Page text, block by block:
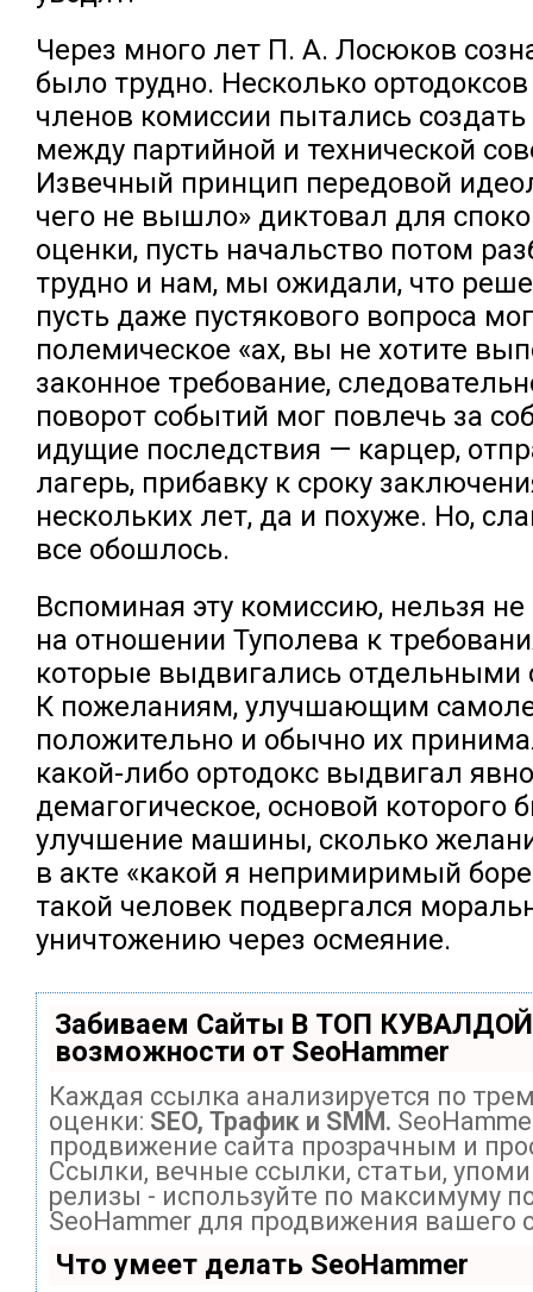
Через много лет П. А. Лосюков
было трудно. Несколько
членов комиссии пытались
между партийной и технической
Извечный принцип передовой
чего не вышло» диктовал для
оценки, пусть начальство потом
трудно и нам, мы ожидали, что
пусть даже пустякового вопроса
полемическое «ах, вы не хотите
законное требование,
поворот событий мог повлечь за
идущие последствия — карцер,
лагерь, прибавку к сроку
нескольких лет, да и похуже. Но,
все обошлось.
Вспоминая эту комиссию, нельзя не
на отношении Туполева к
которые выдвигались отдельными
К пожеланиям, улучшающим
положительно и обычно их
какой-либо ортодокс выдвигал явно
демагогическое, основой которого
улучшение машины, сколько
в акте «какой я непримиримый
такой человек подвергался
уничтожению через осмеяние.
Забиваем Сайты В ТОП
возможности от SeoHammer
Каждая ссылка анализируется по
оценки: SEO, Трафик и SMM.
продвижение сайта прозрачным и
Ссылки, вечные ссылки, статьи,
релизы - используйте по максимуму
SeoHammer для продвижения вашего
Что умеет делать SeoHammer